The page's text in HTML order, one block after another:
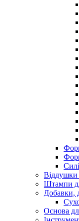
Віддушки
Штампи
Добавки,
Основа